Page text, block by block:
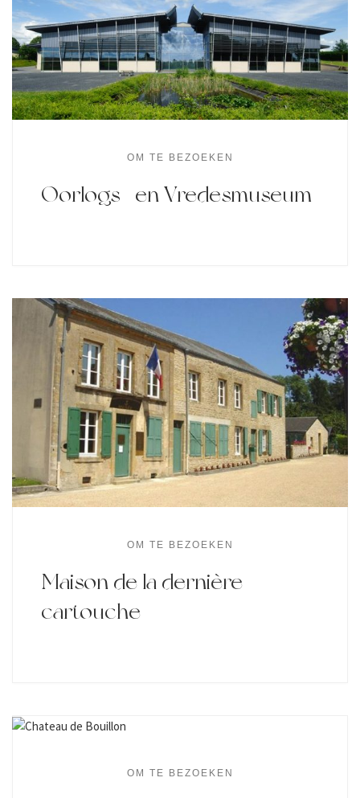
OM TE BEZOEKEN
Oorlogs- en Vredesmuseum
OM TE BEZOEKEN
Maison de la dernière
cartouche
OM TE BEZOEKEN